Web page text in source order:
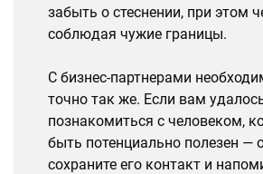
забыть о стеснении, при этом
соблюдая чужие границы.
С бизнес-партнерами
точно так же. Если вам
познакомиться с человеком,
быть потенциально полезен —
сохраните его контакт и